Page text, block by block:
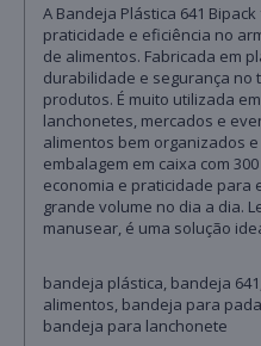
A Bandeja Plástica 641
praticidade e eficiência no
de alimentos. Fabricada em
durabilidade e segurança no
produtos. É muito utilizada
lanchonetes, mercados e
alimentos bem organizados
embalagem em caixa com
economia e praticidade para
grande volume no dia a dia.
manusear, é uma solução
bandeja plástica, bandeja
alimentos, bandeja para
bandeja para lanchonete